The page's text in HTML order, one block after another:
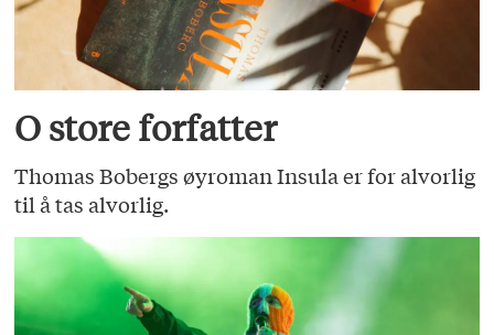
O store forfatter
Thomas Bobergs øyroman Insula er for alvorlig
til å tas alvorlig.